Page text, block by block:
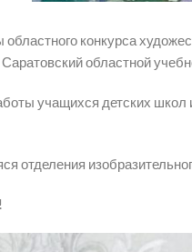
конкурса
областной
учащихся детских школ
отделения